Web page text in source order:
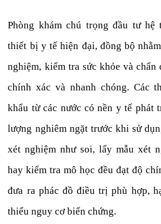
Phòng khám chú trọng đầu tư hệ
thiết bị y tế hiện đại, đồng bộ
nghiệm, kiểm tra sức khỏe và chẩn
chính xác và nhanh chóng. Các
khẩu từ các nước có nền y tế phát
lượng nghiêm ngặt trước khi sử
xét nghiệm như soi, lấy mẫu xét
hay kiểm tra mô học đều đạt độ
đưa ra phác đồ điều trị phù hợp,
thiểu nguy cơ biến chứng.